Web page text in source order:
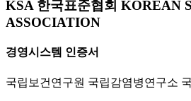
KSA 한국표준협회 KOREAN
ASSOCIATION
경영시스템 인증서
국립보건연구원 국립감염병연구소